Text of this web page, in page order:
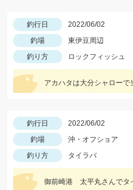
釣行日 2022/06/02
釣場
東伊豆周辺
釣り方
ロックフィッシュ
アカハタは大分シャローで
釣行日 2022/06/02
釣場
沖・オフショア
釣り方
タイラバ
御前崎港 太平丸さんでタ